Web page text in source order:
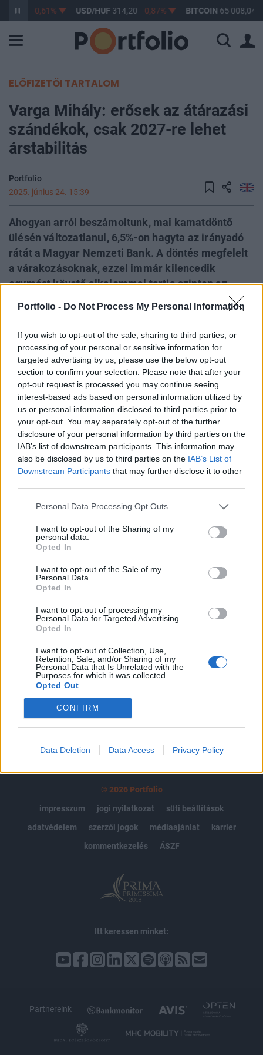
Portfolio - Do Not Process My Personal Information
If you wish to opt-out of the sale, sharing to third parties, or
processing of your personal or sensitive information for
targeted advertising by us, please use the below opt-out
section to confirm your selection. Please note that after your
opt-out request is processed you may continue seeing
interest-based ads based on personal information utilized by
us or personal information disclosed to third parties prior to
your opt-out. You may separately opt-out of the further
disclosure of your personal information by third parties on the
IAB’s list of downstream participants. This information may
also be disclosed by us to third parties on the IAB’s List of
Downstream Participants that may further disclose it to other
Personal Data Processing Opt Outs
I want to opt-out of the Sharing of my
personal data.
Opted In
I want to opt-out of the Sale of my
Personal Data.
Opted In
I want to opt-out of processing my
Personal Data for Targeted Advertising.
Opted In
I want to opt-out of Collection, Use,
Retention, Sale, and/or Sharing of my
Personal Data that Is Unrelated with the
Purposes for which it was collected.
Opted Out
CONFIRM
Data Deletion Data Access Privacy Policy
363,17 -0,61% USD/HUF314,20 -0,87% BITCOIN 65 008,04
ELŐFIZETŐI TARTALOM
Varga Mihály: erősek az átárazási
szándékok, csak 2027-re lehet
árstabilitás
Portfolio
2025. június 24. 15:39
Ahogyan arról beszámoltunk, mai kamatdöntő
ülésén változatlanul, 6,5%-on hagyta az irányadó
rátát a Magyar Nemzeti Bank. A döntés megfelelt
a várakozásoknak, ezzel immár kilencedik
egymást követő alkalommal tartja szinten az
követően Varga Mihály jegybankelnök tartott
sajtótájékoztatót, ahol a legfontosabb üzenet
változatlanul elhangzott: szigorú monetáris
kondíciók fenntartása indokolt.
Budapest Economic Forum 2026Átalakulóban a magyar
gazdaságpolitika, a választások után gyökeresen
változhatnak meg a körülmények és a célok. Merre tart a
magyar kormány és mivel néz szembe a nemzetközi
környezetben? Ez lesz a Portfolio idei kiemelt
gazdaságpolitikai konferenciájának legfontosabb
témája.Információ és jelentkezés 2025. június 24. 15:39 ...
KEDVES OLVASÓNK!
A keresett cikk a portfolio.hu hírarchívumához
tartozik, melynek olvasása előfizetéses
Az előfizetés a következőket tartalmazza:
Portfolio.hu teljes cikkarchívum
Kötéslisták: BÉT elmúlt 2 év napon belüli
kötéslistái
Előfizetés
MÁR ELŐFIZETŐNK VAGY?BEJELENTKEZÉS
© 2026 Portfolio
impresszum
jogi nyilatkozat
süti beállítások
adatvédelem
szerzői jogok médiaajánlat
karrier
kommentkezelés
ÁSZF
Itt keressen minket:
Partnereink